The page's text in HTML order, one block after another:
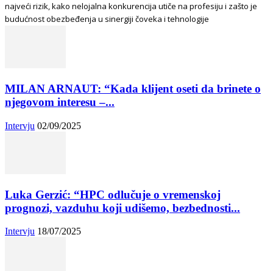
najveći rizik, kako nelojalna konkurencija utiče na profesiju i zašto je
budućnost obezbeđenja u sinergiji čoveka i tehnologije
MILAN ARNAUT: “Kada klijent oseti da brinete o
njegovom interesu –...
Intervju 02/09/2025
Luka Gerzić: “HPC odlučuje o vremenskoj
prognozi, vazduhu koji udišemo, bezbednosti...
Intervju 18/07/2025